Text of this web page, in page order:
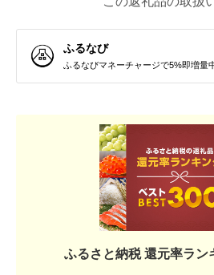
ふるなび
ふるなびマネーチャージで5%即増量
ふるさと納税 還元率ラン